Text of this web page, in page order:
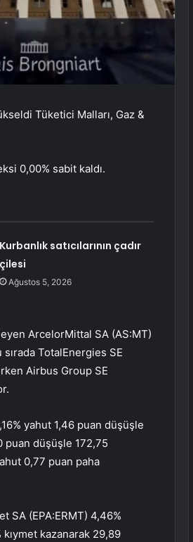
Tüketici Malları, Gaz &
0,00% sabit kaldı.
Kurbanlık satıcılarının çadır
çilesi
Ağustos 5, 2026
ArcelorMittal SA (AS:MT)
TotalEnergies SE
Airbus Group SE
yahut 1,46 puan düşüşle
puan düşüşle 172,75
0,77 puan paha
SA (EPA:ERMT) 4,46%
kıymet kazanarak 29,89